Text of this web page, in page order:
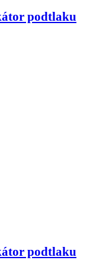
podtlaku
podtlaku